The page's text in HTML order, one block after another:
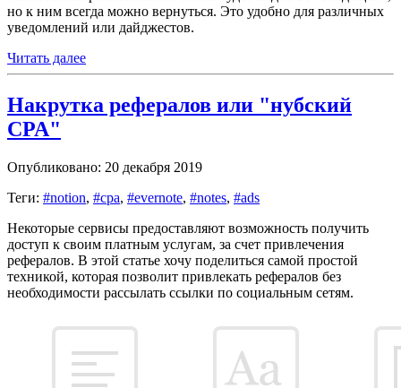
но к ним всегда можно вернуться. Это удобно для различных
уведомлений или дайджестов.
Читать далее
Накрутка рефералов или "нубский
CPA"
Опубликовано: 20 декабря 2019
Теги: #notion, #cpa, #evernote, #notes, #ads
Некоторые сервисы предоставляют возможность получить
доступ к своим платным услугам, за счет привлечения
рефералов. В этой статье хочу поделиться самой простой
техникой, которая позволит привлекать рефералов без
необходимости рассылать ссылки по социальным сетям.